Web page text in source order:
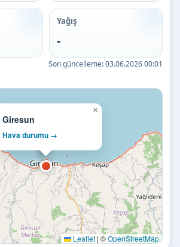
Yağış
-
Son güncelleme:03.06.2026 00:01
Giresun
Hava durumu →
×
Leaflet | ©OpenStreetMap